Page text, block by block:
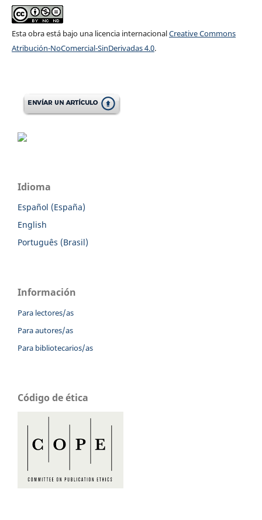
Esta obra está bajo una licencia internacionalCreative Commons
Atribución-NoComercial-SinDerivadas 4.0.
Idioma
Español (España)
English
Português (Brasil)
Información
Para lectores/as
Para autores/as
Para bibliotecarios/as
Código de ética